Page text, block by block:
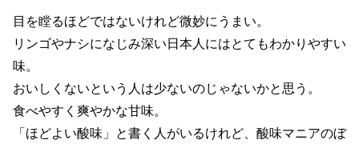
目を瞠るほどではないけれど微妙にうまい。
リンゴやナシになじみ深い日本人にはとてもわかりやすい
味。
おいしくないという人は少ないのじゃないかと思う。
食べやすく爽やかな甘味。
「ほどよい酸味」と書く人がいるけれど、酸味マニアのぼ